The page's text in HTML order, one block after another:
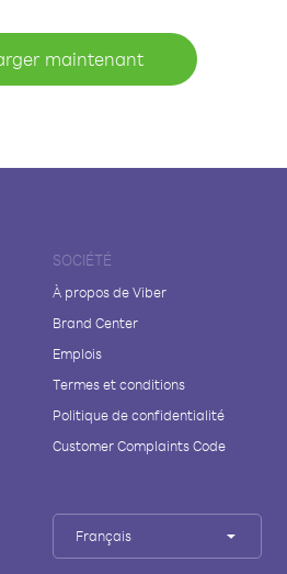
maintenant
SOCIÉTÉ
À propos de Viber
Brand Center
Emplois
Termes et conditions
Politique de confidentialité
Customer Complaints Code
Français